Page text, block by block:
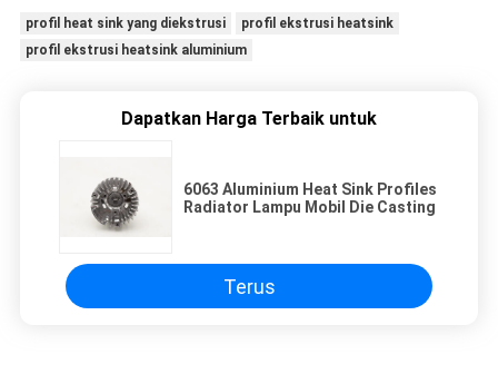
profil heat sink yang diekstrusi
profil ekstrusi heatsink
profil ekstrusi heatsink aluminium
Dapatkan Harga Terbaik untuk
6063 Aluminium Heat Sink Profiles
Radiator Lampu Mobil Die Casting
Terus